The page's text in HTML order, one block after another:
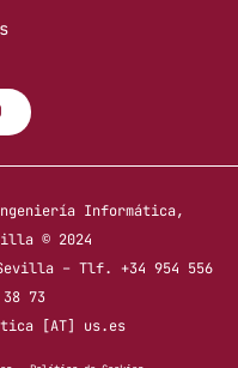
Informática,
© 2024
– Tlf. +34 954 556
73
[AT] us.es